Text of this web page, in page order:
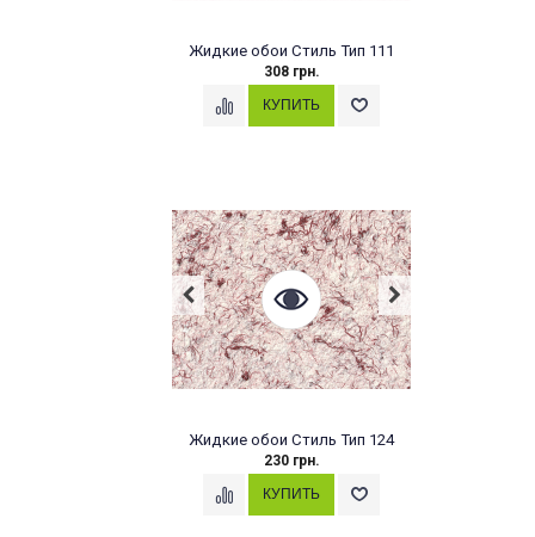
Жидкие обои Стиль Тип 111
308 грн.
Жидкие обои Стиль Тип 124
230 грн.